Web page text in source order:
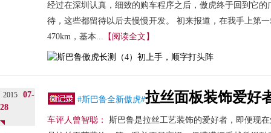
经过在深圳认真，细致的购车程序之后，傲虎终于回到它
待，这些都留待以后去慢慢开发。 初来报道，在我手上第
470km，基本... 【阅读全文】
2015
07-
28
#斯巴鲁全新傲虎#拉丝面板装饰爱好
车评人曾智聪：
斯巴鲁是拉丝工艺装饰的爱好者，即便现